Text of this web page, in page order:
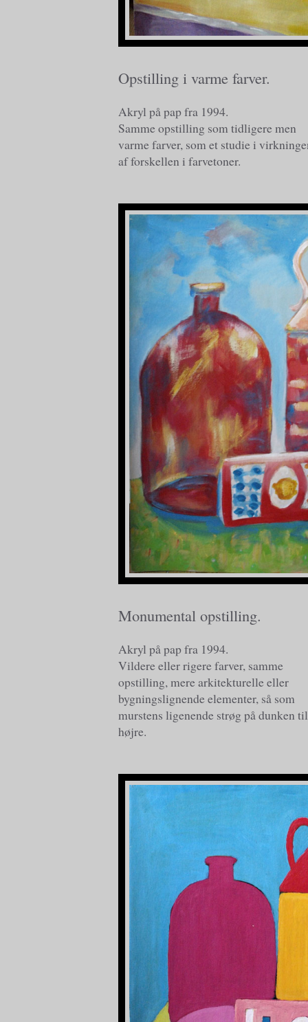
Opstilling i varme farver.
Akryl på pap fra 1994.
Samme opstilling som tidligere men
varme farver, som et studie i
af forskellen i farvetoner.
Monumental opstilling.
Akryl på pap fra 1994.
Vildere eller rigere farver, samme
opstilling, mere arkitekturelle eller
bygningslignende elementer, så som
murstens ligenende strøg på dunken til
højre.